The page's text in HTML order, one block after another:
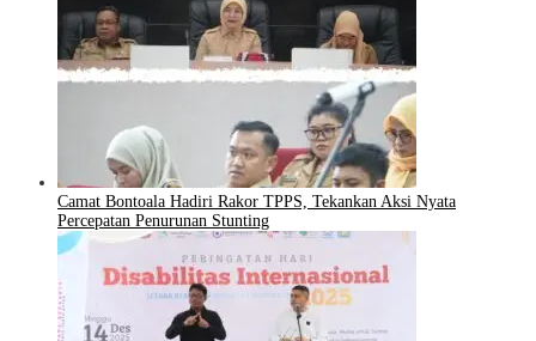
Camat Bontoala Hadiri Rakor TPPS, Tekankan Aksi Nyata
Percepatan Penurunan Stunting